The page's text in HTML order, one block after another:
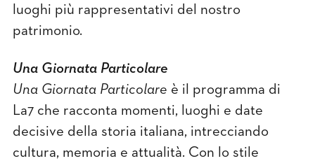
luoghi più rappresentativi del nostro
patrimonio.
Una Giornata Particolare
Una Giornata Particolare è il programma di
La7 che racconta momenti, luoghi e date
decisive della storia italiana, intrecciando
cultura, memoria e attualità. Con lo stile